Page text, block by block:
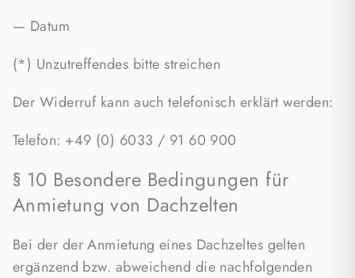
— Datum
(*) Unzutreffendes bitte streichen
Der Widerruf kann auch telefonisch erklärt werden:
Telefon: +49 (0) 6033 / 91 60 900
§ 10 Besondere Bedingungen für
Anmietung von Dachzelten
Bei der der Anmietung eines Dachzeltes gelten
ergänzend bzw. abweichend die nachfolgenden